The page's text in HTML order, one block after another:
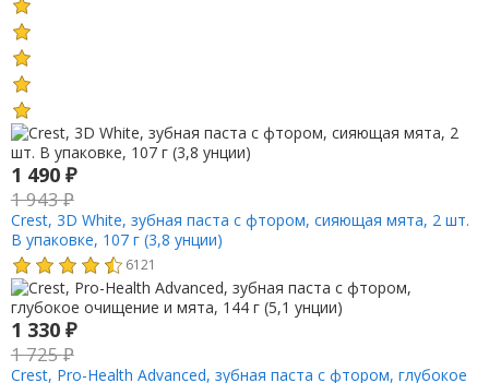
1 490 ₽
1 943₽
Crest, 3D White, зубная паста с фтором, сияющая мята, 2 шт.
В упаковке, 107 г (3,8 унции)
6121
1 330 ₽
1 725₽
Crest, Pro-Health Advanced, зубная паста с фтором, глубокое